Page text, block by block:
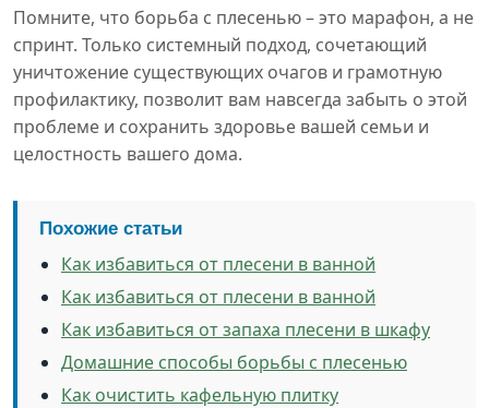
Помните, что борьба с плесенью – это марафон, а не
спринт. Только системный подход, сочетающий
уничтожение существующих очагов и грамотную
профилактику, позволит вам навсегда забыть о этой
проблеме и сохранить здоровье вашей семьи и
целостность вашего дома.
Похожие статьи
Как избавиться от плесени в ванной
Как избавиться от плесени в ванной
Как избавиться от запаха плесени в шкафу
Домашние способы борьбы с плесенью
Как очистить кафельную плитку